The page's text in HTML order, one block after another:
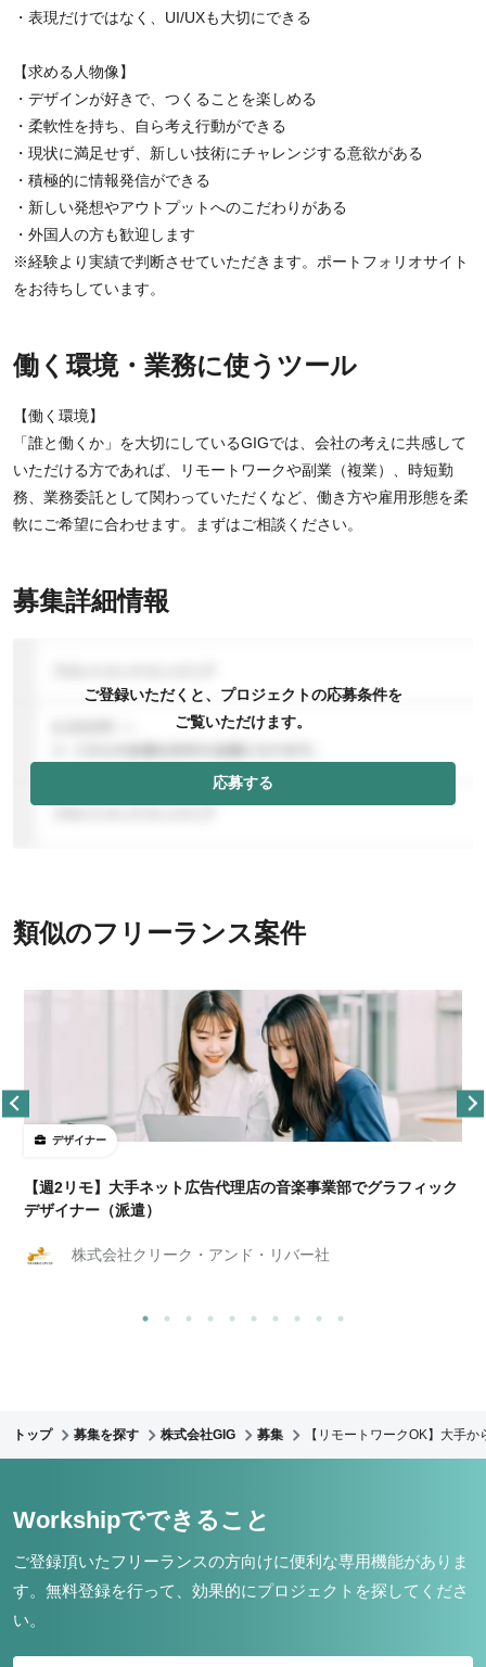
・表現だけではなく、UI/UXも大切にできる
【求める人物像】
・デザインが好きで、つくることを楽しめる
・柔軟性を持ち、自ら考え行動ができる
・現状に満足せず、新しい技術にチャレンジする意欲がある
・積極的に情報発信ができる
・新しい発想やアウトプットへのこだわりがある
・外国人の方も歓迎します
※経験より実績で判断させていただきます。ポートフォリオサイト
をお待ちしています。
働く環境・業務に使うツール
【働く環境】
「誰と働くか」を大切にしているGIGでは、会社の考えに共感して
いただける方であれば、リモートワークや副業（複業）、時短勤
務、業務委託として関わっていただくなど、働き方や雇用形態を柔
軟にご希望に合わせます。まずはご相談ください。
募集詳細情報
ご登録いただくと、プロジェクトの応募条件を
ご覧いただけます。
応募する
類似のフリーランス案件
デザイナー
【週2リモ】大手ネット広告代理店の音楽事業部でグラフィック
デザイナー（派遣）
株式会社クリーク・アンド・リバー社
トップ 募集を探す 株式会社GIG 募集 【リモートワークOK】大手
Workshipでできること
ご登録頂いたフリーランスの方向けに便利な専用機能がありま
す。 無料登録を行って、効果的にプロジェクトを探してくださ
い。